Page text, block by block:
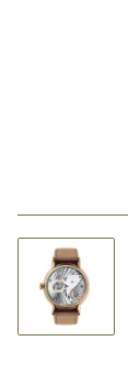
ROLEX
HOCHZEIT
ACCESSOIRES